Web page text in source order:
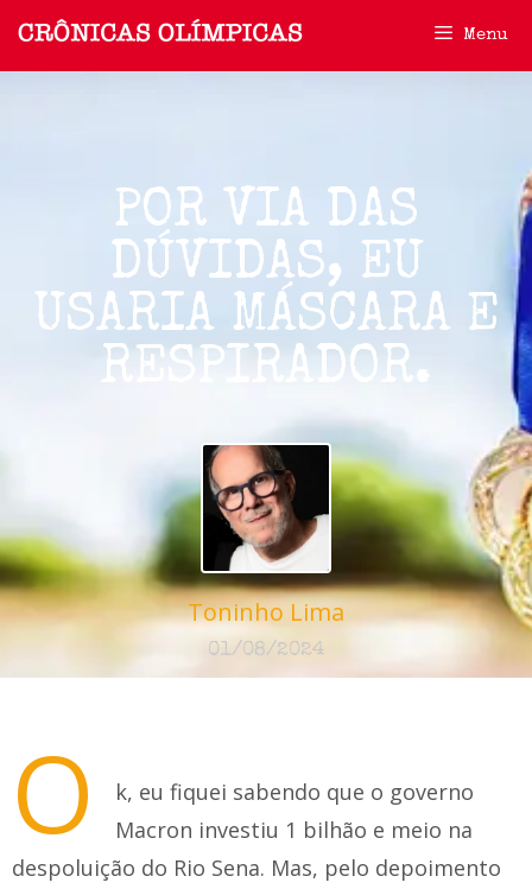
Menu
POR VIA DAS
DÚVIDAS, EU
USARIA MÁSCARA E
RESPIRADOR.
Toninho Lima
01/08/2024
O
k, eu fiquei sabendo que o governo
Macron investiu 1 bilhão e meio na
despoluição do Rio Sena. Mas, pelo depoimento